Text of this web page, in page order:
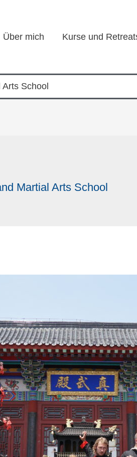
Über mich Kurse und
School
Martial Arts School